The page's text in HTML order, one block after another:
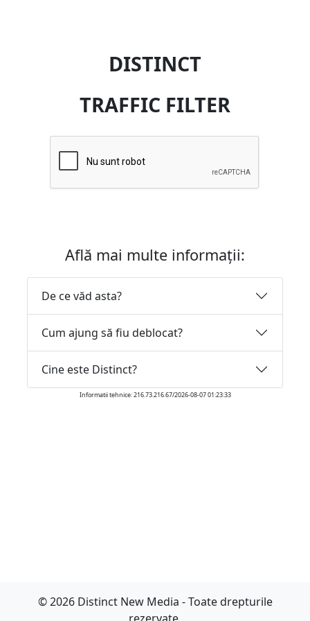
DISTINCT
TRAFFIC FILTER
Află mai multe informații:
De ce văd asta?
Cum ajung să fiu deblocat?
Cine este Distinct?
Informatii tehnice: 216.73.216.67/2026-08-07 01:23:33
© 2026 Distinct New Media - Toate drepturile